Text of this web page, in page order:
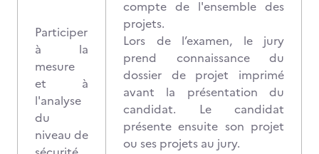
Participer
à la
mesure
et à
l'analyse
du
niveau de
compte de l'ensemble des
projets.
Lors de l’examen, le jury
prend connaissance du
dossier de projet imprimé
avant la présentation du
candidat. Le candidat
présente ensuite son projet
ou ses projets au jury.